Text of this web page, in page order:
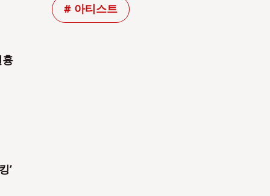
’
# 아티스트